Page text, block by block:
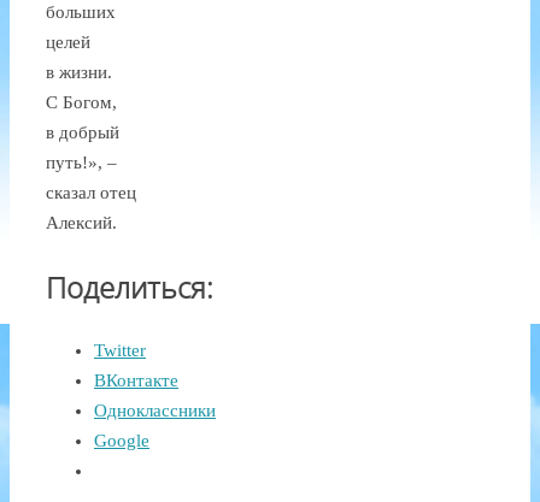
больших
целей
в жизни.
С Богом,
в добрый
путь!», –
сказал отец
Алексий.
Поделиться:
Twitter
ВКонтакте
Одноклассники
Google